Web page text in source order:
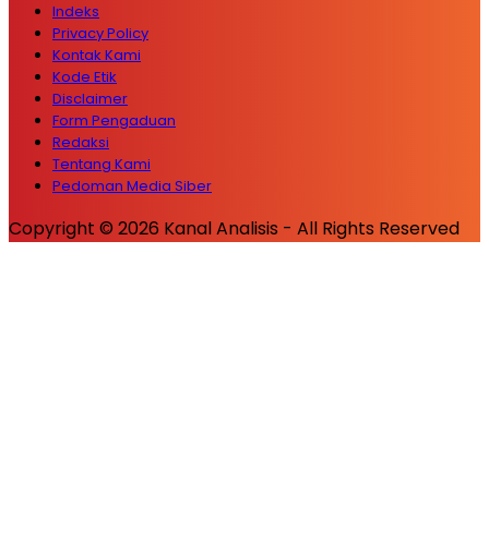
Indeks
Privacy Policy
Kontak Kami
Kode Etik
Disclaimer
Form Pengaduan
Redaksi
Tentang Kami
Pedoman Media Siber
Copyright © 2026 Kanal Analisis - All Rights Reserved